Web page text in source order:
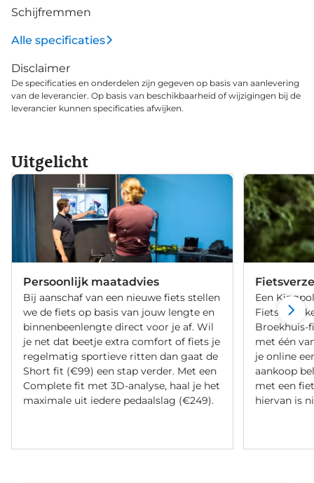
Schijfremmen
Alle specificaties
Disclaimer
De specificaties en onderdelen zijn gegeven op basis van aanlevering
van de leverancier. Op basis van beschikbaarheid of wijzigingen bij de
leverancier kunnen specificaties afwijken.
Uitgelicht
Persoonlijk maatadvies
Bij aanschaf van een nieuwe fiets stellen
we de fiets op basis van jouw lengte en
binnenbeenlengte direct voor je af. Wil
je net dat beetje extra comfort of fiets je
regelmatig sportieve ritten dan gaat de
Short fit (€99) een stap verder. Met een
Complete fit met 3D-analyse, haal je het
maximale uit iedere pedaalslag (€249).
Een
Broekhuis-
met één
je online
aankoop
met een
hiervan is